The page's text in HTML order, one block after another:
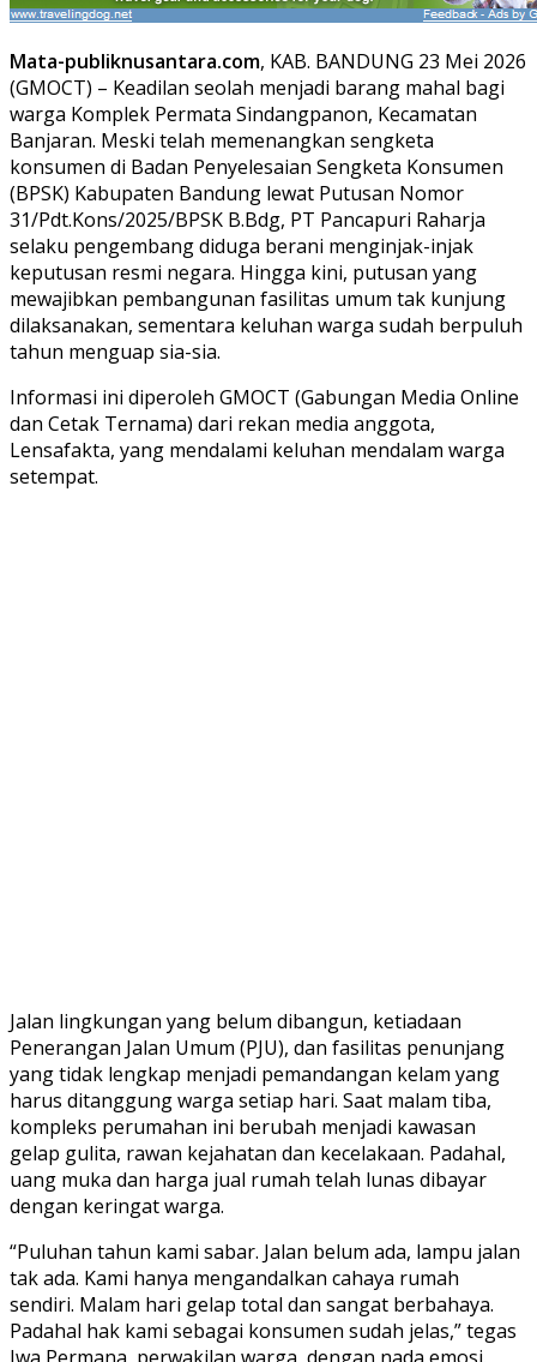
Mata-publiknusantara.com, KAB. BANDUNG 23 Mei 2026
(GMOCT) – Keadilan seolah menjadi barang mahal bagi
warga Komplek Permata Sindangpanon, Kecamatan
Banjaran. Meski telah memenangkan sengketa
konsumen di Badan Penyelesaian Sengketa Konsumen
(BPSK) Kabupaten Bandung lewat Putusan Nomor
31/Pdt.Kons/2025/BPSK B.Bdg, PT Pancapuri Raharja
selaku pengembang diduga berani menginjak-injak
keputusan resmi negara. Hingga kini, putusan yang
mewajibkan pembangunan fasilitas umum tak kunjung
dilaksanakan, sementara keluhan warga sudah berpuluh
tahun menguap sia-sia.
Informasi ini diperoleh GMOCT (Gabungan Media Online
dan Cetak Ternama) dari rekan media anggota,
Lensafakta, yang mendalami keluhan mendalam warga
setempat.
Jalan lingkungan yang belum dibangun, ketiadaan
Penerangan Jalan Umum (PJU), dan fasilitas penunjang
yang tidak lengkap menjadi pemandangan kelam yang
harus ditanggung warga setiap hari. Saat malam tiba,
kompleks perumahan ini berubah menjadi kawasan
gelap gulita, rawan kejahatan dan kecelakaan. Padahal,
uang muka dan harga jual rumah telah lunas dibayar
dengan keringat warga.
“Puluhan tahun kami sabar. Jalan belum ada, lampu jalan
tak ada. Kami hanya mengandalkan cahaya rumah
sendiri. Malam hari gelap total dan sangat berbahaya.
Padahal hak kami sebagai konsumen sudah jelas,” tegas